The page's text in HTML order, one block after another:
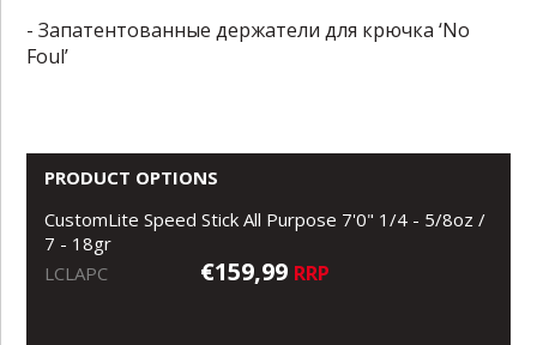
- Запатентованные держатели для крючка ‘No
Foul’
PRODUCT OPTIONS
CustomLite Speed Stick All Purpose 7'0" 1/4 - 5/8oz /
7 - 18gr
LCLAPC
€159,99 RRP